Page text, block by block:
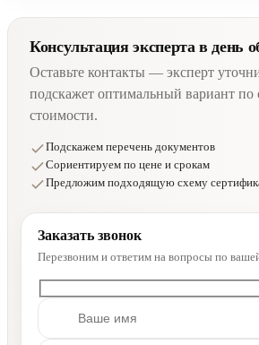
Консультация эксперта в день
Оставьте контакты — эксперт
подскажет оптимальный вариант по
стоимости.
Подскажем перечень документов
Сориентируем по цене и срокам
Предложим подходящую схему
Заказать звонок
Перезвоним и ответим на вопросы по